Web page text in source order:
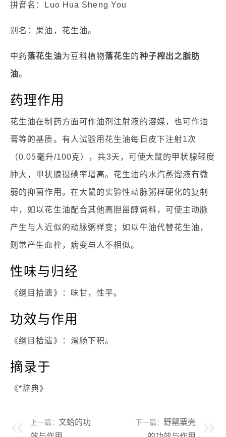
拼音名：Luo Hua Sheng You
别名：果油，花生油。
中药落花生油为豆科植物落花生的种子榨出之脂肪
油。
药理作用
花生油在制药方面可作油剂注射液的溶媒，也可作油
膏等的基质。有人试验用花生油每日皮下注射1次
（0.05毫升/100克），共3天，可使大鼠的甲状腺轻度
肿大，甲状腺摄碘率增高。花生油的水汽蒸馏液有微
弱的抑菌作用。在大鼠的实验性动脉粥样硬化的复制
中，如以花生油配合其他高胆甾醇饲料，可使主动脉
产生与人近似的动脉粥样变；如以牛油代替花生油，
则常产生血栓，病变与人不相似。
性味与归经
《纲目拾遗》：味甘，性平。
功效与作用
《纲目拾遗》：滑肠下积。
摘录于
《*辞典》
上一篇： 文蛤的功
下一篇： 野罂粟壳